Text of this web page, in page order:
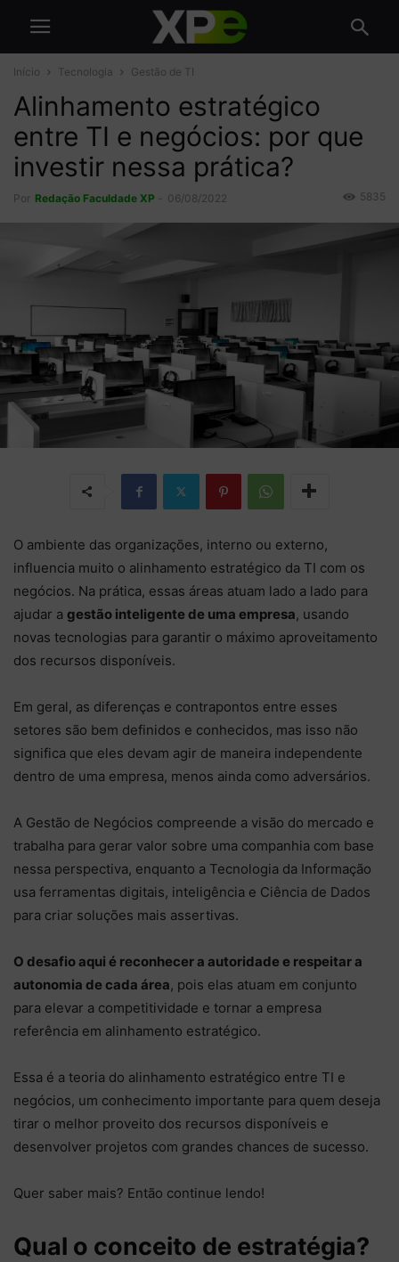
Início Tecnologia Gestão de TI
Alinhamento estratégico
entre TI e negócios: por que
investir nessa prática?
Por Redação Faculdade XP 06/08/2022 5835
O ambiente das organizações, interno ou externo,
influencia muito o alinhamento estratégico da TI com os
negócios. Na prática, essas áreas atuam lado a lado para
ajudar a gestão inteligente de uma empresa, usando
novas tecnologias para garantir o máximo aproveitamento
dos recursos disponíveis.
Em geral, as diferenças e contrapontos entre esses
setores são bem definidos e conhecidos, mas isso não
significa que eles devam agir de maneira independente
dentro de uma empresa, menos ainda como adversários.
A Gestão de Negócios compreende a visão do mercado e
trabalha para gerar valor sobre uma companhia com base
nessa perspectiva, enquanto a Tecnologia da Informação
usa ferramentas digitais, inteligência e Ciência de Dados
para criar soluções mais assertivas.
O desafio aqui é reconhecer a autoridade e respeitar a
autonomia de cada área, pois elas atuam em conjunto
para elevar a competitividade e tornar a empresa
referência em alinhamento estratégico.
Essa é a teoria do alinhamento estratégico entre TI e
negócios, um conhecimento importante para quem deseja
tirar o melhor proveito dos recursos disponíveis e
desenvolver projetos com grandes chances de sucesso.
Quer saber mais? Então continue lendo!
Qual o conceito de estratégia?